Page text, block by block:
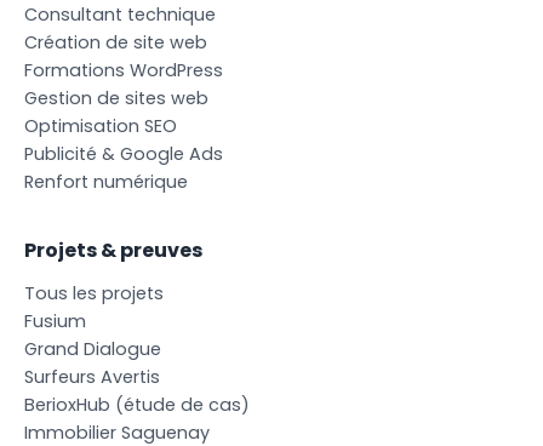
Consultant technique
Création de site web
Formations WordPress
Gestion de sites web
Optimisation SEO
Publicité & Google Ads
Renfort numérique
Projets & preuves
Tous les projets
Fusium
Grand Dialogue
Surfeurs Avertis
BerioxHub (étude de cas)
Immobilier Saguenay